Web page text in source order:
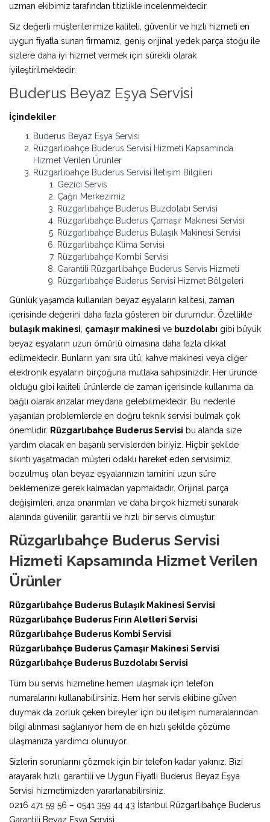
uzman ekibimiz tarafından titizlikle incelenmektedir.
Siz değerli müşterilerimize kaliteli, güvenilir ve hızlı hizmeti en
uygun fiyatla sunan firmamız, geniş orijinal yedek parça stoğu ile
sizlere daha iyi hizmet vermek için sürekli olarak
iyileştirilmektedir.
Buderus Beyaz Eşya Servisi
İçindekiler
Buderus Beyaz Eşya Servisi
Rüzgarlıbahçe Buderus Servisi Hizmeti Kapsamında
Hizmet Verilen Ürünler
Rüzgarlıbahçe Buderus Servisi İletişim Bilgileri
Gezici Servis
Çağrı Merkezimiz
Rüzgarlıbahçe Buderus Buzdolabı Servisi
Rüzgarlıbahçe Buderus Çamaşır Makinesi Servisi
Rüzgarlıbahçe Buderus Bulaşık Makinesi Servisi
Rüzgarlıbahçe Klima Servisi
Rüzgarlıbahçe Kombi Servisi
Garantili Rüzgarlıbahçe Buderus Servis Hizmeti
Rüzgarlıbahçe Buderus Servisi Hizmet Bölgeleri
Günlük yaşamda kullanılan beyaz eşyaların kalitesi, zaman
içerisinde değerini daha fazla gösteren bir durumdur. Özellikle
bulaşık makinesi çamaşır makinesi ve buzdolabı gibi büyük
beyaz eşyaların uzun ömürlü olmasına daha fazla dikkat
edilmektedir. Bunların yanı sıra ütü, kahve makinesi veya diğer
elektronik eşyaların birçoğuna mutlaka sahipsinizdir. Her üründe
olduğu gibi kaliteli ürünlerde de zaman içerisinde kullanıma da
bağlı olarak arızalar meydana gelebilmektedir. Bu nedenle
yaşanılan problemlerde en doğru teknik servisi bulmak çok
önemlidir. Rüzgarlıbahçe Buderus Servisi bu alanda size
yardım olacak en başarılı servislerden biriyiz. Hiçbir şekilde
sıkıntı yaşatmadan müşteri odaklı hareket eden servisimiz,
bozulmuş olan beyaz eşyalarınızın tamirini uzun süre
beklemenize gerek kalmadan yapmaktadır. Orijinal parça
değişimleri, arıza onarımları ve daha birçok hizmeti sunarak
alanında güvenilir, garantili ve hızlı bir servis olmuştur.
Rüzgarlıbahçe Buderus Servisi
Hizmeti Kapsamında Hizmet Verilen
Ürünler
Rüzgarlıbahçe Buderus Bulaşık Makinesi Servisi
Rüzgarlıbahçe Buderus Fırın Aletleri Servisi
Rüzgarlıbahçe Buderus Kombi Servisi
Rüzgarlıbahçe Buderus Çamaşır Makinesi Servisi
Rüzgarlıbahçe Buderus Buzdolabı Servisi
Tüm bu servis hizmetine hemen ulaşmak için telefon
numaralarını kullanabilirsiniz. Hem her servis ekibine güven
duymak da zorluk çeken bireyler için bu iletişim numaralarından
bilgi alınması sağlanıyor hem de en hızlı şekilde çözüme
ulaşmanıza yardımcı olunuyor.
Sizlerin sorunlarını çözmek için bir telefon kadar yakınız. Bizi
arayarak hızlı, garantili ve Uygun Fiyatlı Buderus Beyaz Eşya
Servisi hizmetimizden yararlanabilirsiniz.
0216 471 59 56 – 0541 359 44 43 İstanbul Rüzgarlıbahçe Buderus
Garantili Beyaz Eşya Servisi